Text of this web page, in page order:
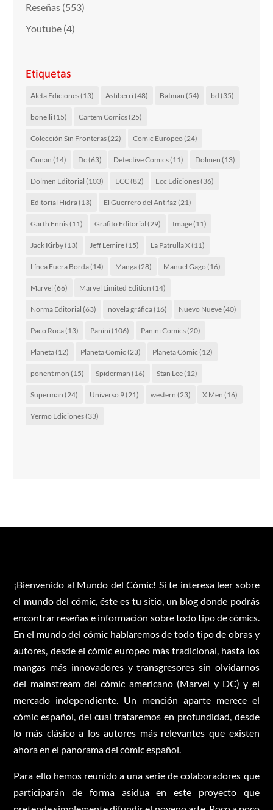
Reseñas (553)
Youtube (4)
Etiquetas
Aleta Ediciones(13) Astiberri(48) Batman (54) bd (35)
bonelli(15) Cartem Comics(25)
Colección Sin Fronteras(22) Comic Europeo (24)
Conan (14) Dc (63) Detective Comics(11) Dolmen (13)
Dolmen Editorial (103) ECC(82) Ecc Ediciones(36)
Editorial Hidra(13) El Guerrero del Antifaz (21)
Garth Ennis(11) Grafito Editorial (29) Image(11)
Jack Kirby(13) Jeff Lemire(15) La Patrulla X(11)
Línea Fuera Borda(14) Manga(28) Manuel Gago (16)
Marvel (66) Marvel Limited Edition (14)
Norma Editorial (63) novela gráfica(16) Nuevo Nueve(40)
Paco Roca(13) Panini(106) Panini Comics(20)
Planeta(12) Planeta Comic (23) Planeta Cómic (12)
ponent mon (15) Spiderman (16) Stan Lee(12)
Superman (24) Universo 9(21) western (23) X Men (16)
Yermo Ediciones(33)
¡Bienvenido al Mundo del Cómic! Si te interesa leer sobre
el mundo del cómic, éste es tu sitio, un blog donde podrás
encontrar reseñas e información sobre todo tipo de cómics.
En el mundo del cómic hablaremos de todo tipo de obras y
autores, desde el cómic europeo más tradicional, hasta los
mangas más innovadores y transgresores sin olvidarnos
del mainstream del cómic americano (Marvel y DC) y el
mercado independiente. Un mención aparte merece el
cómic español, del cual trataremos en profundidad, desde
lo más clásico a los autores más relevantes que existen
ahora en el panorama del cómic español.
Para ello hemos reunido a una serie de colaboradores que
participarán de forma asidua en este proyecto que